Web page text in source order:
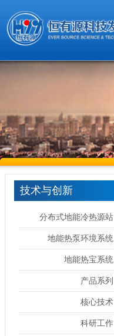
技术与创新
分布式地能冷热源站
地能热泵环境系统
地能热宝系统
产品系列
核心技术
科研工作